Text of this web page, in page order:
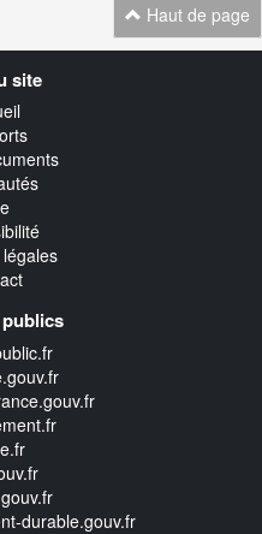
Haut de page
site
durable.gouv.fr